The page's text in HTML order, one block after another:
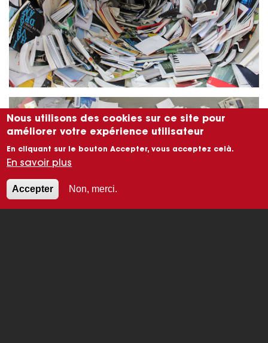
Nous utilisons des cookies sur ce site pour
améliorer votre expérience utilisateur
En cliquant sur le bouton Accepter, vous acceptez celà.
En savoir plus
Accepter Non, merci.